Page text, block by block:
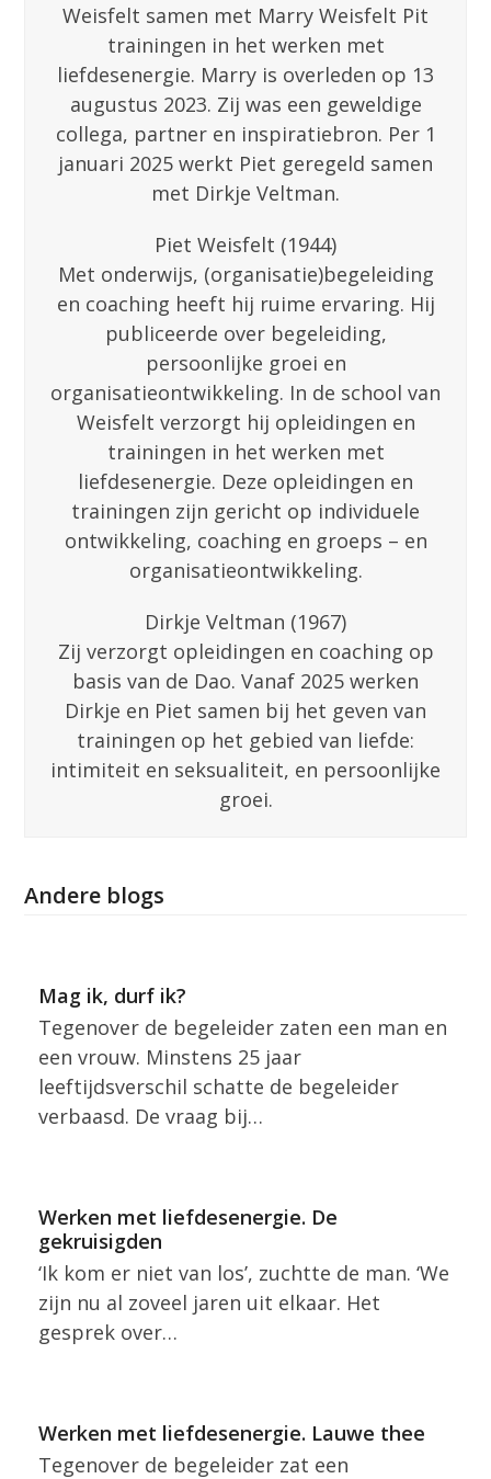
Weisfelt samen met Marry Weisfelt Pit
trainingen in het werken met
liefdesenergie. Marry is overleden op 13
augustus 2023. Zij was een geweldige
collega, partner en inspiratiebron. Per 1
januari 2025 werkt Piet geregeld samen
met Dirkje Veltman.
Piet Weisfelt (1944)
Met onderwijs, (organisatie)begeleiding
en coaching heeft hij ruime ervaring. Hij
publiceerde over begeleiding,
persoonlijke groei en
organisatieontwikkeling. In de school van
Weisfelt verzorgt hij opleidingen en
trainingen in het werken met
liefdesenergie. Deze opleidingen en
trainingen zijn gericht op individuele
ontwikkeling, coaching en groeps – en
organisatieontwikkeling.
Dirkje Veltman (1967)
Zij verzorgt opleidingen en coaching op
basis van de Dao. Vanaf 2025 werken
Dirkje en Piet samen bij het geven van
trainingen op het gebied van liefde:
intimiteit en seksualiteit, en persoonlijke
groei.
Andere blogs
Mag ik, durf ik?
Tegenover de begeleider zaten een man en
een vrouw. Minstens 25 jaar
leeftijdsverschil schatte de begeleider
verbaasd. De vraag bij…
Werken met liefdesenergie. De
gekruisigden
‘Ik kom er niet van los’, zuchtte de man. ‘We
zijn nu al zoveel jaren uit elkaar. Het
gesprek over…
Werken met liefdesenergie. Lauwe thee
Tegenover de begeleider zat een